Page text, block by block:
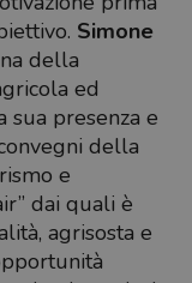
Simone
della
ed
sua presenza e
della
e
dai quali è
agrisosta e